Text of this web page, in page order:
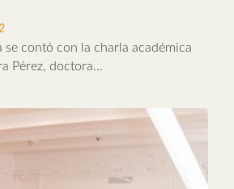
se contó con la charla académica
Pérez, doctora...